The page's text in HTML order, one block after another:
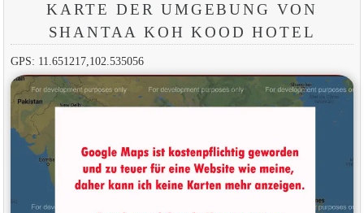
KARTE DER UMGEBUNG VON
SHANTAA KOH KOOD HOTEL
GPS: 11.651217,102.535056